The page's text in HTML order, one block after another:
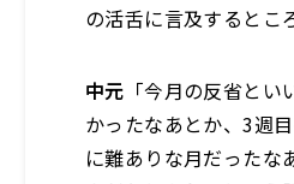
の活舌に言及するとこ
中元 「今月の反省と
かったなあとか、3週
に難ありな月だったな